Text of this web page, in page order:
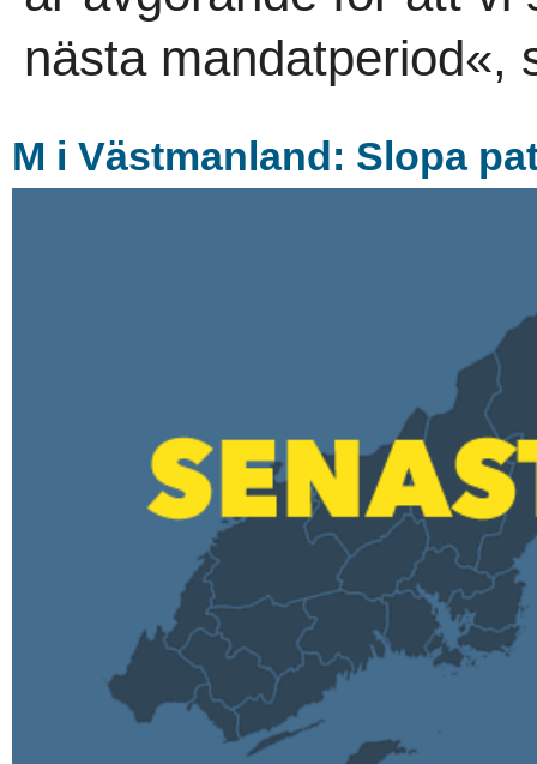
nästa mandatperiod«,
M i Västmanland: Slopa